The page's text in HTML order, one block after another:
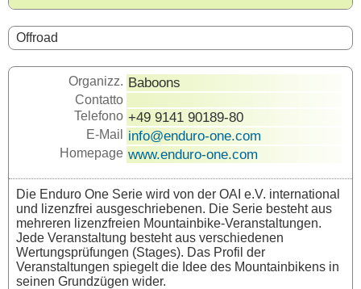
Offroad
Organizz. Baboons
Contatto
Telefono +49 9141 90189-80
E-Mail info@enduro-one.com
Homepage www.enduro-one.com
Die Enduro One Serie wird von der OAI e.V. international
und lizenzfrei ausgeschriebenen. Die Serie besteht aus
mehreren lizenzfreien Mountainbike-Veranstaltungen.
Jede Veranstaltung besteht aus verschiedenen
Wertungsprüfungen (Stages). Das Profil der
Veranstaltungen spiegelt die Idee des Mountainbikens in
seinen Grundzügen wider.